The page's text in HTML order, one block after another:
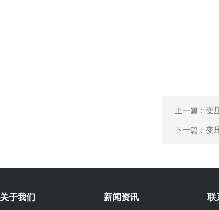
上一篇： 变
下一篇： 变
关于我们 新闻资讯 联